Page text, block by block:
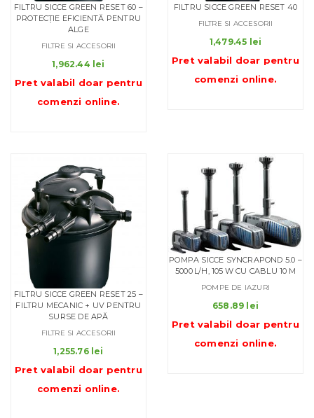
FILTRU SICCE GREEN RESET 60 –
PROTECȚIE EFICIENTĂ PENTRU
ALGE
FILTRE SI ACCESORII
1,962.44 lei
Pret valabil doar pentru
comenzi online.
FILTRU SICCE GREEN RESET 40
FILTRE SI ACCESORII
1,479.45 lei
Pret valabil doar pentru
comenzi online.
FILTRU SICCE GREEN RESET 25 –
FILTRU MECANIC + UV PENTRU
SURSE DE APĂ
FILTRE SI ACCESORII
1,255.76 lei
Pret valabil doar pentru
comenzi online.
POMPA SICCE SYNCRAPOND 5.0 –
5000 L/H, 105 W CU CABLU 10 M
POMPE DE IAZURI
658.89 lei
Pret valabil doar pentru
comenzi online.